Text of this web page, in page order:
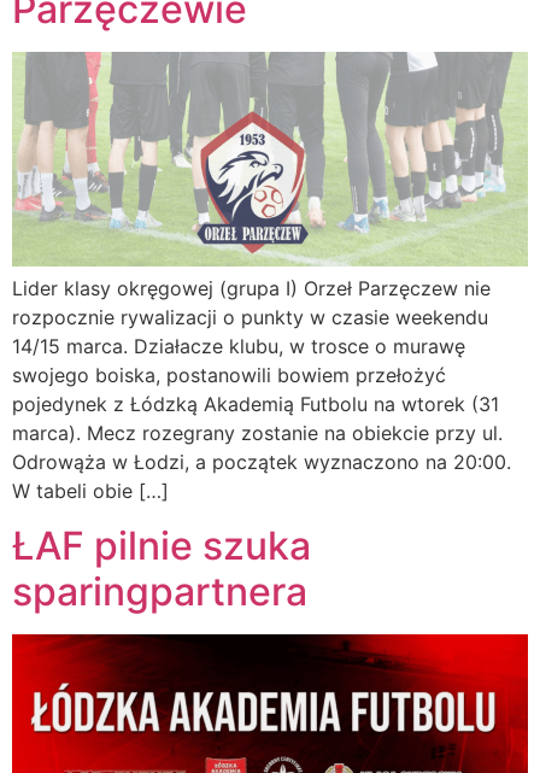
Lider klasy okręgowej (grupa I) Orzeł Parzęczew nie
rozpocznie rywalizacji o punkty w czasie weekendu
14/15 marca. Działacze klubu, w trosce o murawę
swojego boiska, postanowili bowiem przełożyć
pojedynek z Łódzką Akademią Futbolu na wtorek (31
marca). Mecz rozegrany zostanie na obiekcie przy ul.
Odrowąża w Łodzi, a początek wyznaczono na 20:00.
W tabeli obie […]
ŁAF pilnie szuka
sparingpartnera